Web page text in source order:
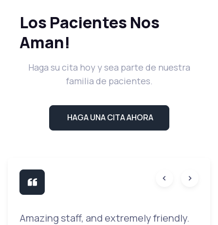
Los Pacientes Nos
Aman!
Haga su cita hoy y sea parte de nuestra
familia de pacientes.
HAGA UNA CITA AHORA
Amazing staff, and extremely friendly.